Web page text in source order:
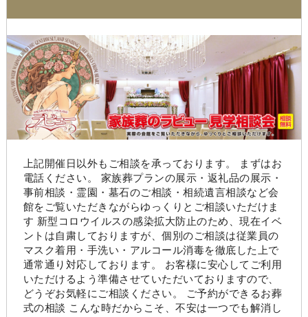
上記開催日以外もご相談を承っております。 まずはお
電話ください。 家族葬プランの展示・返礼品の展示・
事前相談・霊園・墓石のご相談・相続遺言相談など会
館をご覧いただきながらゆっくりとご相談いただけま
す 新型コロウイルスの感染拡大防止のため、現在イベ
ントは自粛しておりますが、個別のご相談は従業員の
マスク着用・手洗い・アルコール消毒を徹底した上で
通常通り対応しております。 お客様に安心してご利用
いただけるよう準備させていただいておりますので、
どうぞお気軽にご相談ください。 ご予約ができるお葬
式の相談 こんな時だからこそ、不安は一つでも解消し